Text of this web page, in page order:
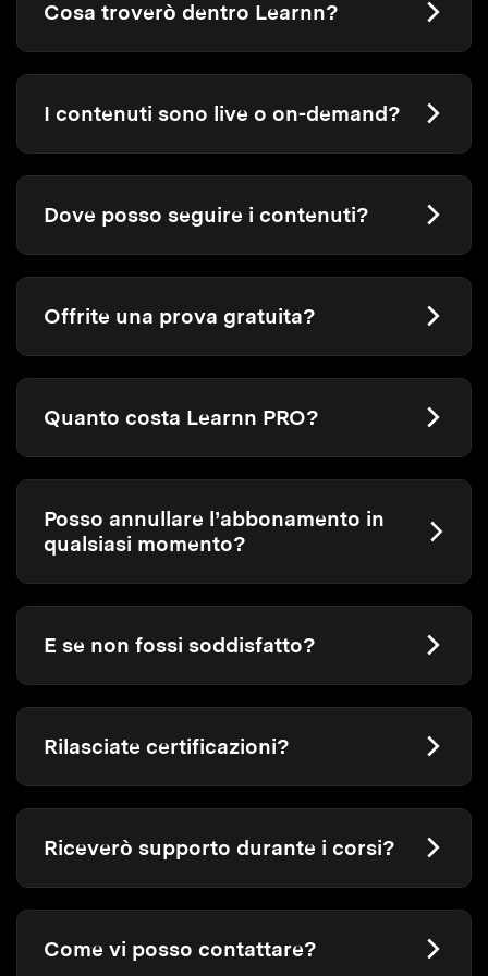
Cosa troverò dentro Learnn?
I contenuti sono live o on-demand?
Dove posso seguire i contenuti?
Offrite una prova gratuita?
Quanto costa Learnn PRO?
Posso annullare l’abbonamento in
qualsiasi momento?
E se non fossi soddisfatto?
Rilasciate certificazioni?
Riceverò supporto durante i corsi?
Come vi posso contattare?